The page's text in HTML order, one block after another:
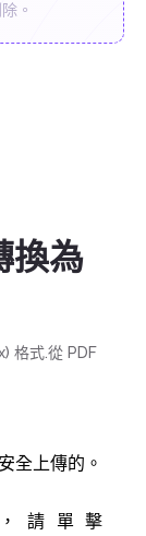
。
換為
格式.從 PDF
全上傳的。
請單擊